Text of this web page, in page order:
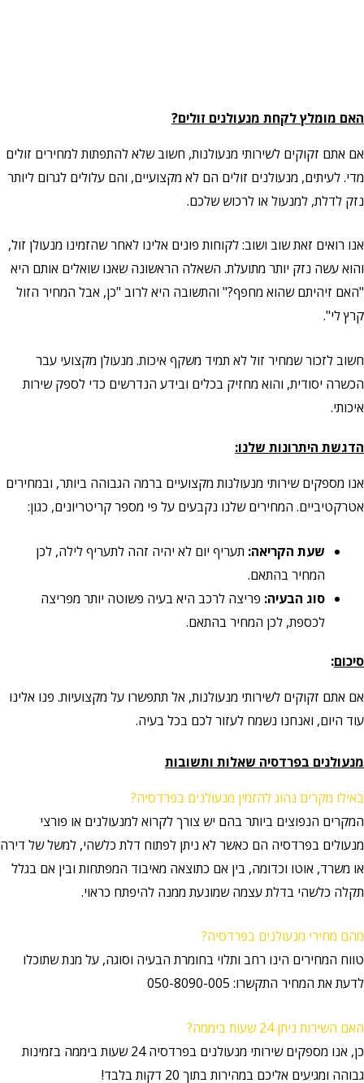
האם מומלץ לקחת מנעולנים זולים?
אם אתם זקוקים לשירותי מנעולנות, חשוב שלא להתפתות למחירים זולים
מדי. לעיתים, מנעולנים זולים הם לא מקצועיים, והם עלולים לגרום ליותר
נזק לדלת, למנעול או לרכוש שלכם.
אנו רואים זאת שוב ושוב: לקוחות פונים אלינו לאחר שהזמינו מנעולן זול,
והוא עשה נזק יותר מתועלת. השאלה הראשונה שאנו שואלים אותם היא
"האם זיהיתם שהוא מחפף?" והתשובה היא לרוב "כן, אבל המחיר הזול
קרץ לי".
חשוב לזכור שמחיר זול לא תמיד משקף איכות. מנעולן מקצועי עבר
הכשרה יסודית, והוא מחזיק בכלים ובידע הנדרשים כדי לספק שירות
איכותי.
הדגשת היתרונות שלנו:
אנו מספקים שירותי מנעולנות מקצועיים ברמה הגבוהה ביותר, ובמחירים
אטרקטיביים. המחירים שלנו נקבעים על פי מספר קריטריונים, כגון:
שעת הקריאה: תעריף יום לא יהיה זהה לתעריף לילה, לכן
המחיר בהתאם.
סוג הבעיה: פריצה לרכב היא בעיה פשוטה יותר מפריצה
לכספת, לכן המחיר בהתאם.
סיכום:
אם אתם זקוקים לשירותי מנעולנות, אל תתפשרו על מקצועיות. פנו אלינו
עוד היום, ואנחנו נשמח לעזור לכם בכל בעיה.
מנעולנים בפרדסיה שאלות ותשובות
באילו מקרים נהוג להזמין מנעולנים בפרדסיה?
המקרים הנפוצים ביותר בהם יש צורך לקרוא למנעולנים או פורצי
מנעולים בפרדסיה הם כאשר לא ניתן לפתוח דלת כלשהי, למשל של דירה
או משרד, אוטו וכדומה, בין אם כתוצאה מאיבוד המפתחות ובין אם בגלל
תקלה כלשהי בדלת עצמה שמונעת ממנה להיפתח כראוי.
מהם מחירי מנעולנים בפרדסיה?
טווח המחירים הינו רחב ותלוי בחומרת הבעיה וסוגה, על מנת שתוכלו
לדעת את המחיר התקשרו: 050-8090-005
האם השירות ניתן 24 שעות ביממה?
כן, אנו מספקים שירותי מנעולנים בפרדסיה 24 שעות ביממה בזמינות
גבוהה ומגיעים אליכם במהירות בתוך 20 דקות בלבד!